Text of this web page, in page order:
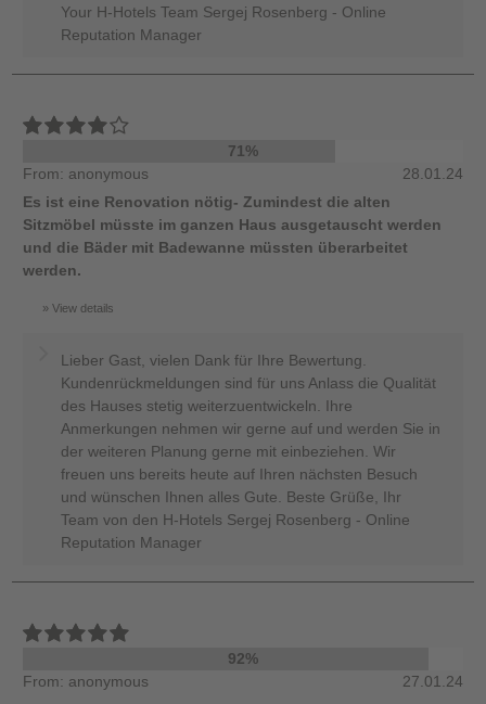
Your H-Hotels Team Sergej Rosenberg - Online
Reputation Manager
71%
From: anonymous
28.01.24
Es ist eine Renovation nötig- Zumindest die alten
Sitzmöbel müsste im ganzen Haus ausgetauscht werden
und die Bäder mit Badewanne müssten überarbeitet
werden.
View details
Lieber Gast, vielen Dank für Ihre Bewertung.
Kundenrückmeldungen sind für uns Anlass die Qualität
des Hauses stetig weiterzuentwickeln. Ihre
Anmerkungen nehmen wir gerne auf und werden Sie in
der weiteren Planung gerne mit einbeziehen. Wir
freuen uns bereits heute auf Ihren nächsten Besuch
und wünschen Ihnen alles Gute. Beste Grüße, Ihr
Team von den H-Hotels Sergej Rosenberg - Online
Reputation Manager
92%
From: anonymous
27.01.24